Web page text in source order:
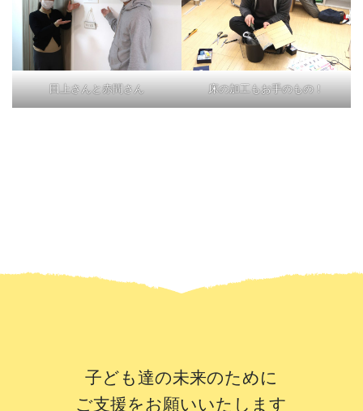
田上さんと赤間さん 床の加工もお手のもの！
子ども達の未来のために
ご支援をお願いいたします